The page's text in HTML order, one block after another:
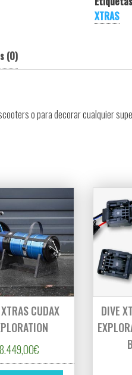
XTRAS
(0)
o para decorar cualquier
68,90€ hasta 69,90€
múltiples variantes. Las opciones
CUDAX
8.449,00€
DIVE